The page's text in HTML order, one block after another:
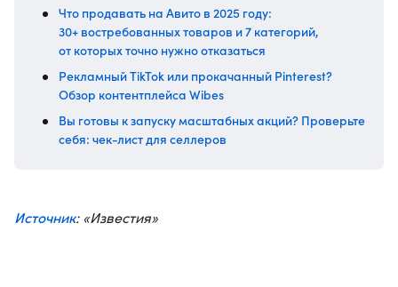
Что продавать на Авито в 2025 году:
30+ востребованных товаров и 7 категорий,
от которых точно нужно отказаться
Рекламный TikTok или прокачанный Pinterest?
Обзор контентплейса Wibes
Вы готовы к запуску масштабных акций? Проверьте
себя: чек-лист для селлеров
Источник: «Известия»